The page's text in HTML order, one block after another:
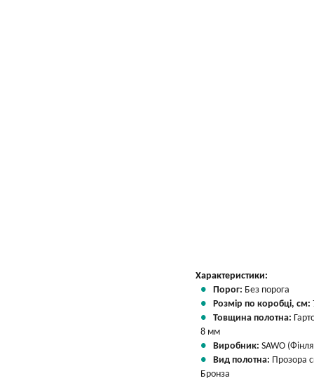
Характеристики:
Порог: Без порога
Розмір по коробці, см:
Товщина полотна:
8 мм
Виробник: SAWO
Вид полотна: Прозора
Бронза